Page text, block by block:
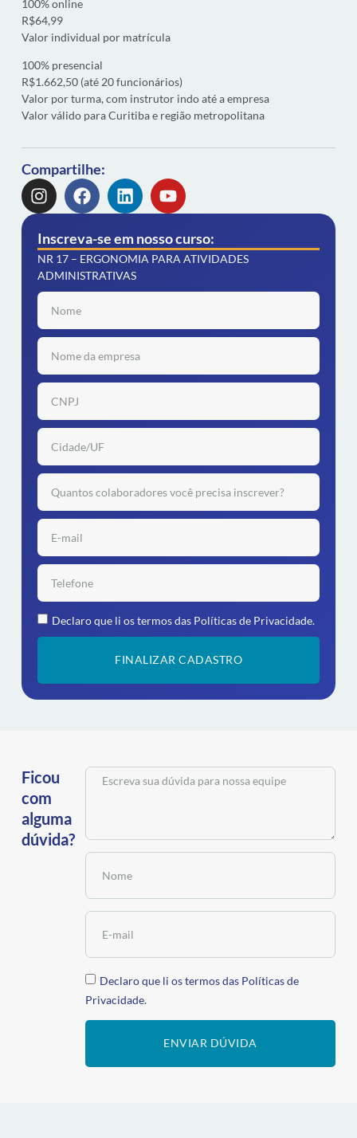
100% online
R$64,99
Valor individual por matrícula
100% presencial
R$1.662,50 (até 20 funcionários)
Valor por turma, com instrutor indo até a empresa
Valor válido para Curitiba e região metropolitana
Compartilhe:
Inscreva-se em nosso curso:
NR 17 – ERGONOMIA PARA ATIVIDADES
ADMINISTRATIVAS
Declaro que li os termos das Políticas de Privacidade.
FINALIZAR CADASTRO
Ficou
com
alguma
dúvida?
Declaro que li os termos das Políticas de
Privacidade.
ENVIAR DÚVIDA